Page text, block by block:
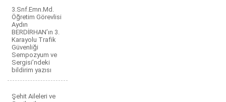
3.Snf.Emn.Md.
Öğretim Görevlisi
Aydın
BERDİRHAN’ın 3.
Karayolu Trafik
Güvenliği
Sempozyum ve
Sergisi’ndeki
bildirim yazısı
Şehit Aileleri ve